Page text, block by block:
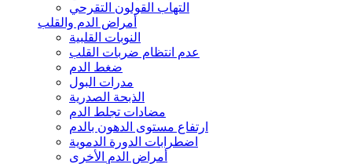
التهاب القولون التقرحي
أمراض الدم والقلب
النوبات القلبية
عدم انتظام ضربات القلب
ضغط الدم
مدرات البول
الذبحة الصدرية
مضادات تجلط الدم
ارتفاع مستوى الدهون بالدم
اضطرابات الدورة الدموية
أمراض الدم الأخرى